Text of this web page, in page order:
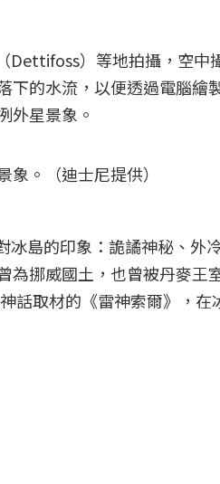
Dettifoss）等地拍攝，空中
下的水流，以便透過電腦繪
外星景象。
。（迪士尼提供）
島的印象：詭譎神秘、外
挪威國土，也曾被丹麥王
話取材的《雷神索爾》，在